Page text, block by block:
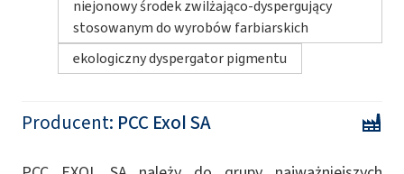
niejonowy środek zwilżająco-dyspergujący
stosowanym do wyrobów farbiarskich
ekologiczny dyspergator pigmentu
Producent: PCC Exol SA